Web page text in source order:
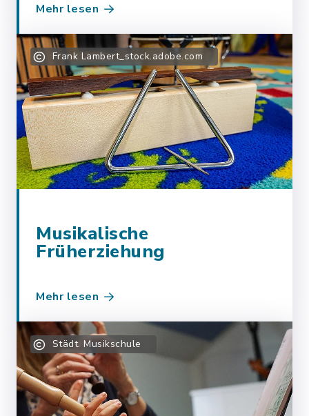
Mehr lesen
Frank Lambert_stock.adobe.com
Musikalische
Früherziehung
Mehr lesen
Städt. Musikschule